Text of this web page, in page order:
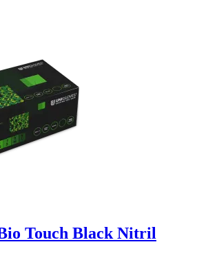
Touch Black Nitril